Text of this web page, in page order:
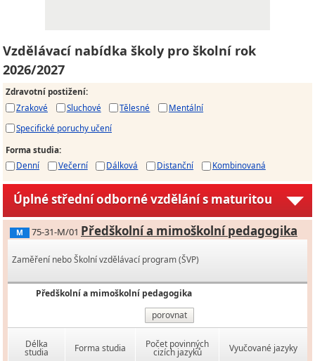
Vzdělávací nabídka školy pro školní rok
2026/2027
Zdravotní postižení:
Zrakové
Sluchové Tělesné
Mentální
Specifické poruchy učení
Forma studia:
Denní
Večerní Dálková Distanční Kombinovaná
Úplné střední odborné vzdělání s maturitou
M 75-31-M/01 Předškolní a mimoškolní pedagogika
Zaměření nebo Školní vzdělávací program (ŠVP)
Předškolní a mimoškolní pedagogika
porovnat
Délka
studia Forma studia Počet povinných
cizích jazyků Vyučované jazyky